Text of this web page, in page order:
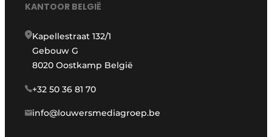
KANTOOR BELGIË
Kapellestraat 132/1
Gebouw G
8020 Oostkamp België
+32 50 36 81 70
info@louwersmediagroep.be